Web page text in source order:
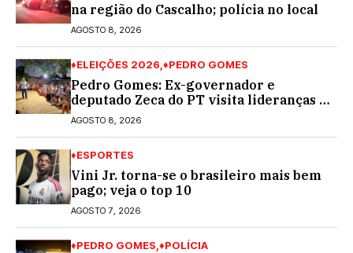
na região do Cascalho; polícia no local
AGOSTO 8, 2026
♦ELEIÇÕES 2026 ♦PEDRO GOMES
Pedro Gomes: Ex-governador e
deputado Zeca do PT visita lideranças do
partido na cidade; buscará a reeleição
AGOSTO 8, 2026
♦ESPORTES
Vini Jr. torna-se o brasileiro mais bem
pago; veja o top 10
AGOSTO 7, 2026
♦PEDRO GOMES ♦POLÍCIA